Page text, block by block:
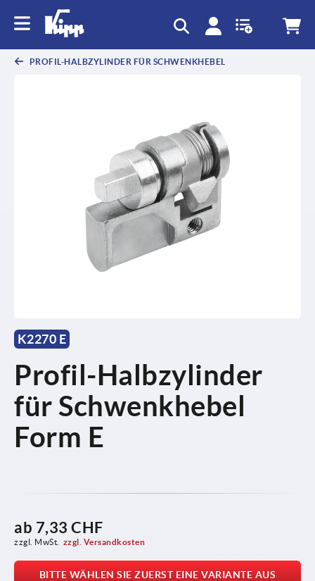
PROFIL-HALBZYLINDER FÜR SCHWENKHEBEL
K2270 E
Profil-Halbzylinder
für Schwenkhebel
Form E
ab 7,33 CHF
zzgl. MwSt. zzgl. Versandkosten
BITTE WÄHLEN SIE ZUERST EINE VARIANTE AUS